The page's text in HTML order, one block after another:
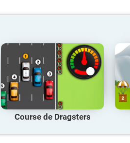
Course de Dragsters